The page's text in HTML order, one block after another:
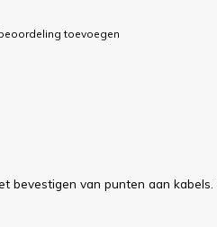
toevoegen
bevestigen van punten aan